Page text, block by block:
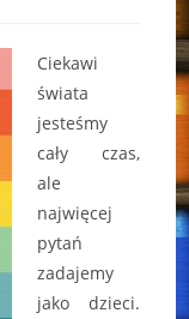
Ciekawi
świata
jesteśmy
cały czas,
ale
najwięcej
pytań
zadajemy
jako dzieci.